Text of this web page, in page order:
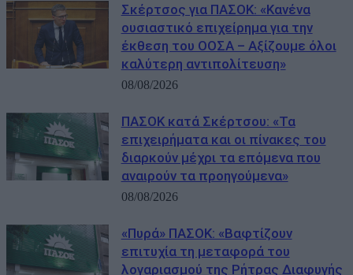
Σκέρτσος για ΠΑΣΟΚ: «Κανένα
ουσιαστικό επιχείρημα για την
έκθεση του ΟΟΣΑ – Αξίζουμε όλοι
καλύτερη αντιπολίτευση»
08/08/2026
ΠΑΣΟΚ κατά Σκέρτσου: «Τα
επιχειρήματα και οι πίνακες του
διαρκούν μέχρι τα επόμενα που
αναιρούν τα προηγούμενα»
08/08/2026
«Πυρά» ΠΑΣΟΚ: «Βαφτίζουν
επιτυχία τη μεταφορά του
λογαριασμού της Ρήτρας Διαφυγής